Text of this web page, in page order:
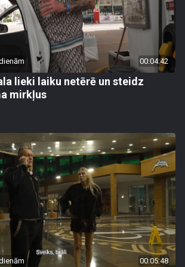
00:04:42
lieki laiku netērē un steidz
mirkļus
00:05:48